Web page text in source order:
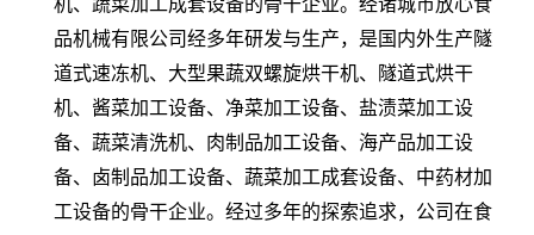
机、蔬菜加工成套设备的骨干企业。经诸城市放心食
品机械有限公司经多年研发与生产，是国内外生产隧
道式速冻机、大型果蔬双螺旋烘干机、隧道式烘干
机、酱菜加工设备、净菜加工设备、盐渍菜加工设
备、蔬菜清洗机、肉制品加工设备、海产品加工设
备、卤制品加工设备、蔬菜加工成套设备、中药材加
工设备的骨干企业。经过多年的探索追求，公司在食